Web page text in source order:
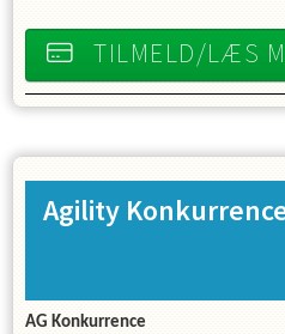
TILMELD/LÆS
Agility
AG Konkurrence